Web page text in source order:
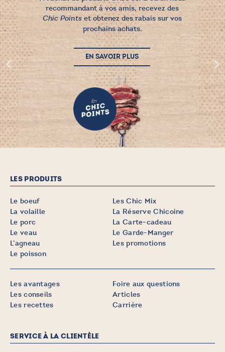
recommandant à vos amis, recevez des
Chic Points et obtenez des rabais sur vos
prochains achats.
EN SAVOIR PLUS
LES PRODUITS
Le boeuf
La volaille
Le porc
Le veau
L’agneau
Le poisson
Les Chic Mix
La Réserve Chicoine
La Carte-cadeau
Le Garde-Manger
Les promotions
Les avantages
Les conseils
Les recettes
Foire aux questions
Articles
Carrière
SERVICE À LA CLIENTÈLE